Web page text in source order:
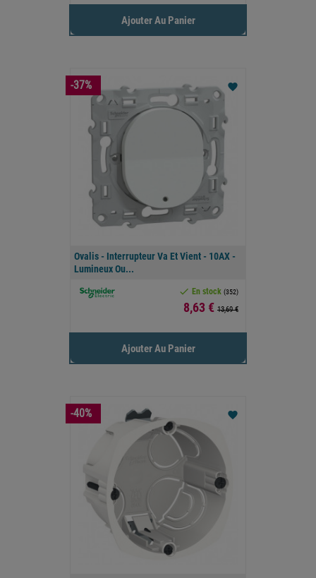
Ajouter Au Panier
Ovalis - Interrupteur Va Et Vient - 10AX -
Lumineux Ou...
 En stock (352)
Prix
8,63 € 13,69 €
favorite
Ajouter Au Panier
-37%
favorite
-40%